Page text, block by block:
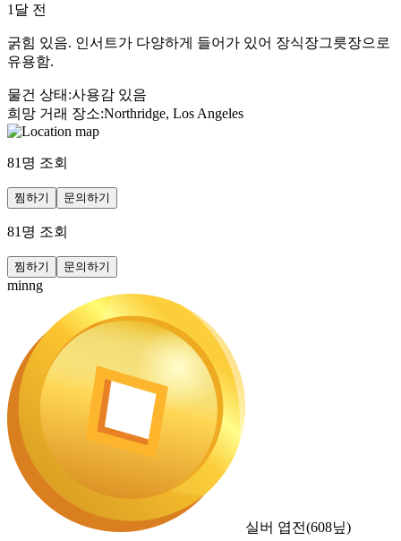
1달 전
굵힘 있음. 인서트가 다양하게 들어가 있어 장식장그릇장으로
유용함.
물건 상태 :사용감 있음
희망 거래 장소:Northridge, Los Angeles
81 명 조회
찜하기 문의하기
81 명 조회
찜하기 문의하기
minng
실버 엽전(608닢)